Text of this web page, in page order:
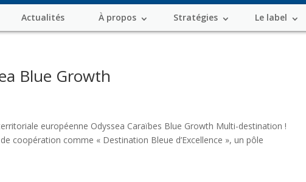
Actualités À propos Stratégies Le label
Blue Growth
européenne Odyssea Caraïbes Blue Growth Multi-destination !
coopération comme « Destination Bleue d’Excellence », un pôle